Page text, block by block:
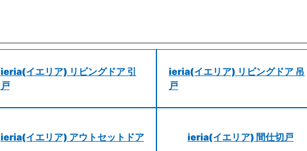
ieria(イエリア) リビングドア 引
戸
ieria(イエリア) リビングドア 吊
戸
ieria(イエリア) アウトセットドア ieria(イエリア) 間仕切戸